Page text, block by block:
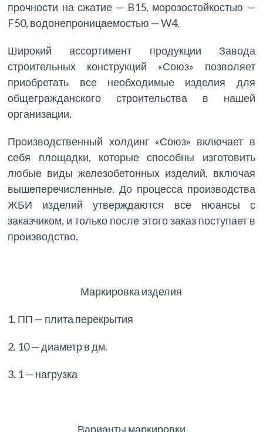
прочности на сжатие — B15, морозостойкостью —
F50, водонепроницаемостью — W4.
Широкий ассортимент продукции Завода
строительных конструкций «Союз» позволяет
приобретать все необходимые изделия для
общегражданского строительства в нашей
организации.
Производственный холдинг «Союз» включает в
себя площадки, которые способны изготовить
любые виды железобетонных изделий, включая
вышеперечисленные. До процесса производства
ЖБИ изделий утверждаются все нюансы с
заказчиком, и только после этого заказ поступает в
производство.
Маркировка изделия
1. ПП — плита перекрытия
2. 10 — диаметр в дм.
3. 1 — нагрузка
Варианты маркировки